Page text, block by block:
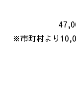
※市町村より